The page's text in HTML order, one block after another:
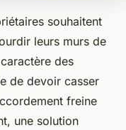
souhaitent
leurs murs de
des
de devoir casser
freine
une solution